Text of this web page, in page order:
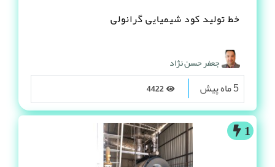
خط تولید کود شیمیایی گرانولی
جعفر حسن نژاد
5 ماه پیش
1